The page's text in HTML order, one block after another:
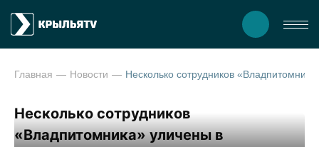
Главная Новости
Несколько сотрудников
«Владпитомника» уличены в